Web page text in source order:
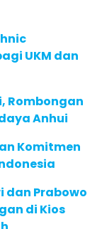
UKM dan
Rombongan
Anhui
Komitmen
dan Prabowo
di Kios